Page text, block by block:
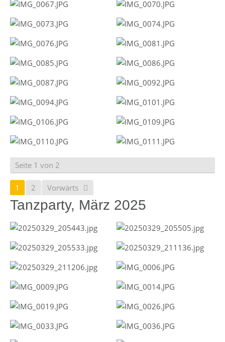
Seite 1 von 2
1 2 Vorwärts
Tanzparty, März 2025